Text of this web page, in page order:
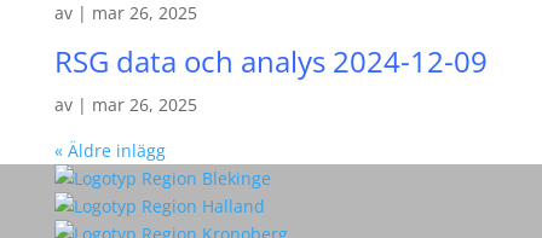
av | mar 26, 2025
RSG data och analys 2024-12-09
av | mar 26, 2025
« Äldre inlägg